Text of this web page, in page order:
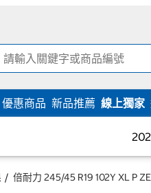
優惠商品 新品推薦 線上獨家
倍耐力 245/45 R19 102Y XL P